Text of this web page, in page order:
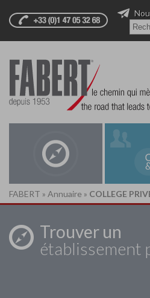
FABERT » Annuaire » COLLEGE
Trouver un
établissement